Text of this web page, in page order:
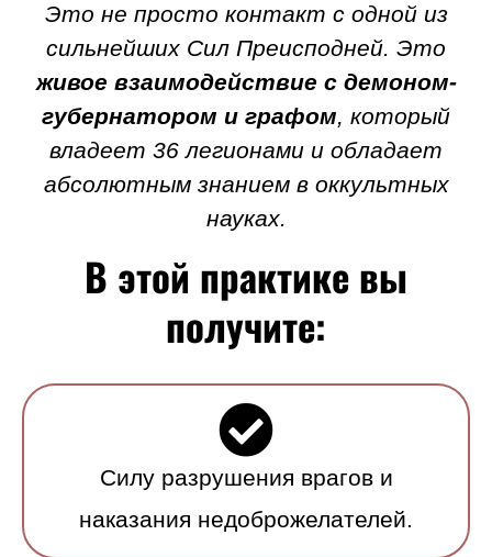
Это не просто контакт с одной из
сильнейших Сил Преисподней. Это
живое взаимодействие с демоном-
губернатором и графом, который
владеет 36 легионами и обладает
абсолютным знанием в оккультных
науках.
В этой практике вы
получите:
Силу разрушения врагов и
наказания недоброжелателей.